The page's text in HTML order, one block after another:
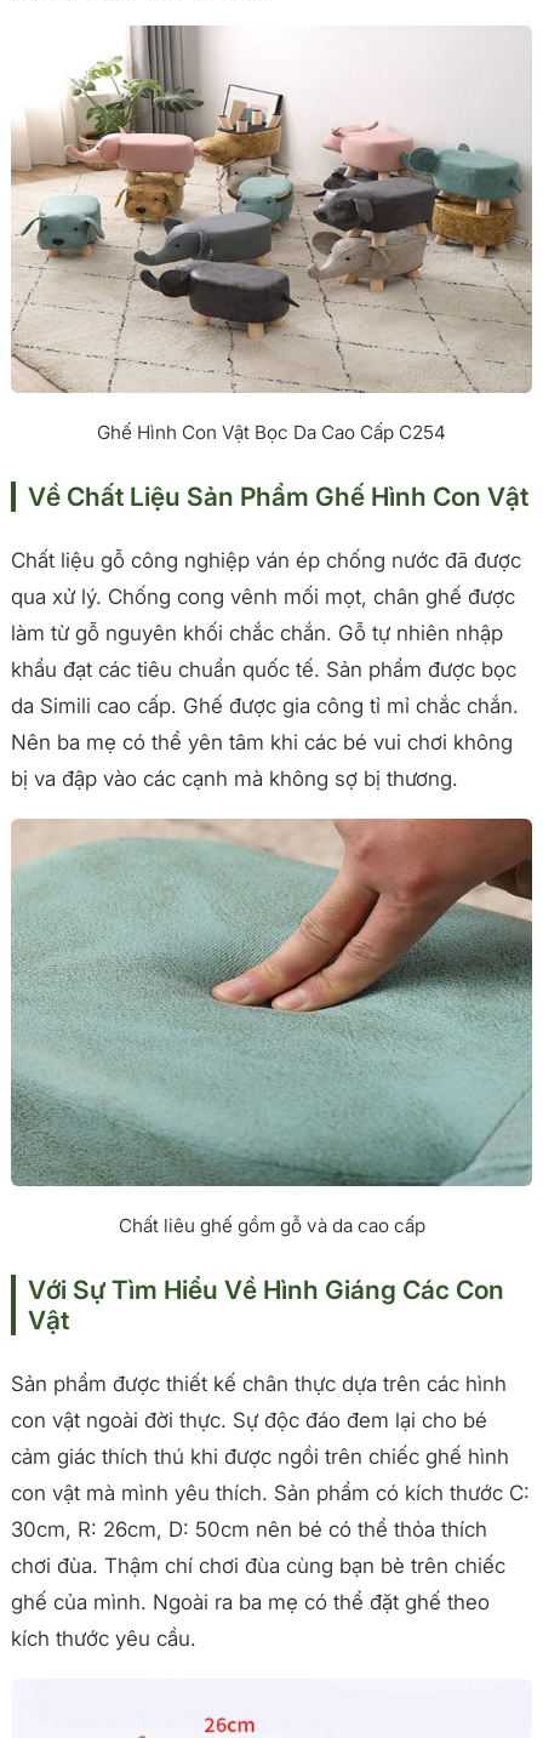
Ghế Hình Con Vật Bọc Da Cao Cấp C254
Về Chất Liệu Sản Phẩm Ghế Hình Con Vật
Chất liệu gỗ công nghiệp ván ép chống nước đã được
qua xử lý. Chống cong vênh mối mọt, chân ghế được
làm từ gỗ nguyên khối chắc chắn. Gỗ tự nhiên nhập
khẩu đạt các tiêu chuẩn quốc tế. Sản phẩm được bọc
da Simili cao cấp. Ghế được gia công tỉ mỉ chắc chắn.
Nên ba mẹ có thể yên tâm khi các bé vui chơi không
bị va đập vào các cạnh mà không sợ bị thương.
Chất liêu ghế gồm gỗ và da cao cấp
Với Sự Tìm Hiểu Về Hình Giáng Các Con
Vật
Sản phẩm được thiết kế chân thực dựa trên các hình
con vật ngoài đời thực. Sự độc đáo đem lại cho bé
cảm giác thích thú khi được ngồi trên chiếc ghế hình
con vật mà mình yêu thích. Sản phẩm có kích thước C:
30cm, R: 26cm, D: 50cm nên bé có thể thỏa thích
chơi đùa. Thậm chí chơi đùa cùng bạn bè trên chiếc
ghế của mình. Ngoài ra ba mẹ có thể đặt ghế theo
kích thước yêu cầu.